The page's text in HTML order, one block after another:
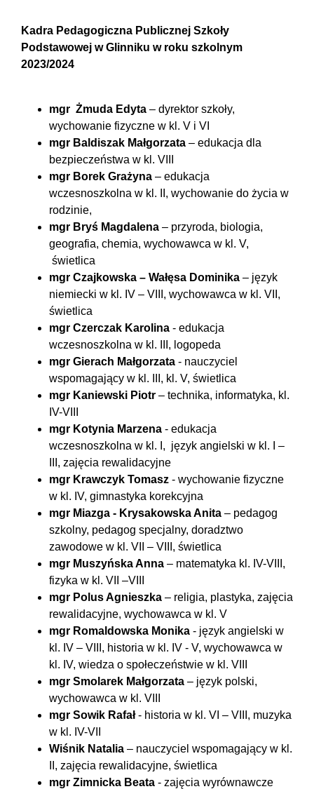
Kadra Pedagogiczna Publicznej Szkoły
Podstawowej w Glinniku w roku szkolnym
2023/2024
mgr Żmuda Edyta – dyrektor szkoły,
wychowanie fizyczne w kl. V i VI
mgr Baldiszak Małgorzata – edukacja dla
bezpieczeństwa w kl. VIII
mgr Borek Grażyna – edukacja
wczesnoszkolna w kl. II, wychowanie do życia w
rodzinie,
mgr Bryś Magdalena – przyroda, biologia,
geografia, chemia, wychowawca w kl. V,
świetlica
mgr Czajkowska – Wałęsa Dominika – język
niemiecki w kl. IV – VIII, wychowawca w kl. VII,
świetlica
mgr Czerczak Karolina - edukacja
wczesnoszkolna w kl. III, logopeda
mgr Gierach Małgorzata - nauczyciel
wspomagający w kl. III, kl. V, świetlica
mgr Kaniewski Piotr – technika, informatyka, kl.
IV-VIII
mgr Kotynia Marzena - edukacja
wczesnoszkolna w kl. I, język angielski w kl. I –
III, zajęcia rewalidacyjne
mgr Krawczyk Tomasz - wychowanie fizyczne
w kl. IV, gimnastyka korekcyjna
mgr Miazga - Krysakowska Anita – pedagog
szkolny, pedagog specjalny, doradztwo
zawodowe w kl. VII – VIII, świetlica
mgr Muszyńska Anna – matematyka kl. IV-VIII,
fizyka w kl. VII –VIII
mgr Polus Agnieszka – religia, plastyka, zajęcia
rewalidacyjne, wychowawca w kl. V
mgr Romaldowska Monika - język angielski w
kl. IV – VIII, historia w kl. IV - V, wychowawca w
kl. IV, wiedza o społeczeństwie w kl. VIII
mgr Smolarek Małgorzata – język polski,
wychowawca w kl. VIII
mgr Sowik Rafał- historia w kl. VI – VIII, muzyka
w kl. IV-VII
Wiśnik Natalia – nauczyciel wspomagający w kl.
II, zajęcia rewalidacyjne, świetlica
mgr Zimnicka Beata - zajęcia wyrównawcze